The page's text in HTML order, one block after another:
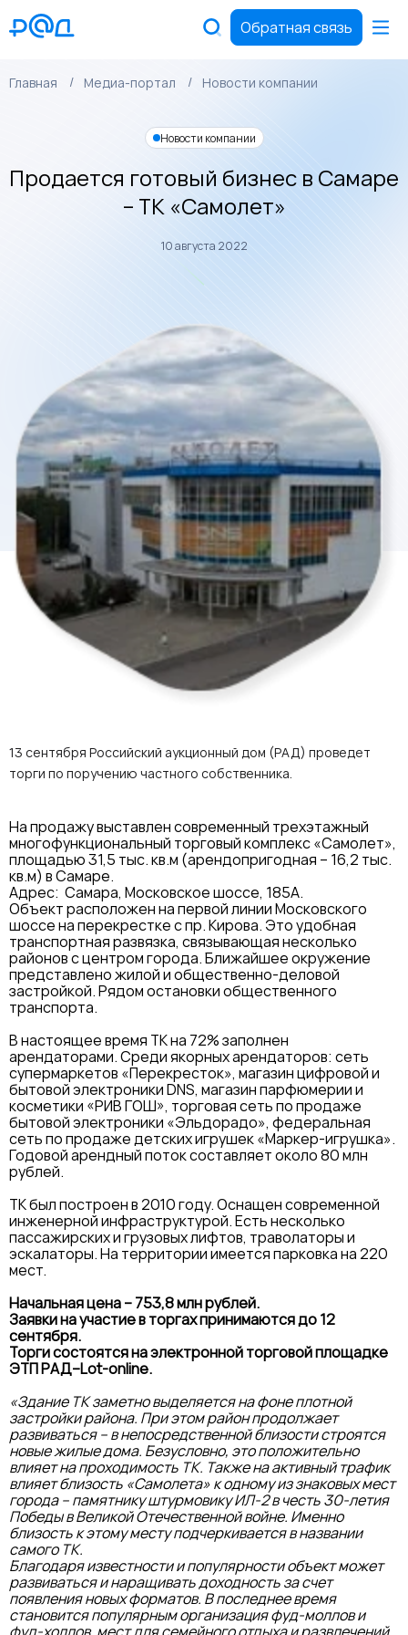
Обратная связь
Главная Медиа-портал Новости компании
Новости компании
Продается готовый бизнес в Самаре
– ТК «Самолет»
10 августа 2022
13 сентября Российский аукционный дом (РАД) проведет
торги по поручению частного собственника.
На продажу выставлен современный трехэтажный
многофункциональный торговый комплекс «Самолет»,
площадью 31,5 тыс. кв.м (арендопригодная – 16,2 тыс.
кв.м) в Самаре.
Адрес: Самара, Московское шоссе, 185А.
Объект расположен на первой линии Московского
шоссе на перекрестке с пр. Кирова. Это удобная
транспортная развязка, связывающая несколько
районов с центром города. Ближайшее окружение
представлено жилой и общественно-деловой
застройкой. Рядом остановки общественного
транспорта.
В настоящее время ТК на 72% заполнен
арендаторами. Среди якорных арендаторов: сеть
супермаркетов «Перекресток», магазин цифровой и
бытовой электроники DNS, магазин парфюмерии и
косметики «РИВ ГОШ», торговая сеть по продаже
бытовой электроники «Эльдорадо», федеральная
сеть по продаже детских игрушек «Маркер-игрушка».
Годовой арендный поток составляет около 80 млн
рублей.
ТК был построен в 2010 году. Оснащен современной
инженерной инфраструктурой. Есть несколько
пассажирских и грузовых лифтов, траволаторы и
эскалаторы. На территории имеется парковка на 220
мест.
Начальная цена – 753,8 млн рублей.
Заявки на участие в торгах принимаются до 12
сентября.
Торги состоятся на электронной торговой площадке
ЭТП РАД–Lot-online.
«Здание ТК заметно выделяется на фоне плотной
застройки района. При этом район продолжает
развиваться – в непосредственной близости строятся
новые жилые дома. Безусловно, это положительно
влияет на проходимость ТК. Также на активный трафик
влияет близость «Самолета» к одному из знаковых мест
города – памятнику штурмовику ИЛ-2 в честь 30-летия
Победы в Великой Отечественной войне. Именно
близость к этому месту подчеркивается в названии
самого ТК.
Благодаря известности и популярности объект может
развиваться и наращивать доходность за счет
появления новых форматов. В последнее время
становится популярным организация фуд-моллов и